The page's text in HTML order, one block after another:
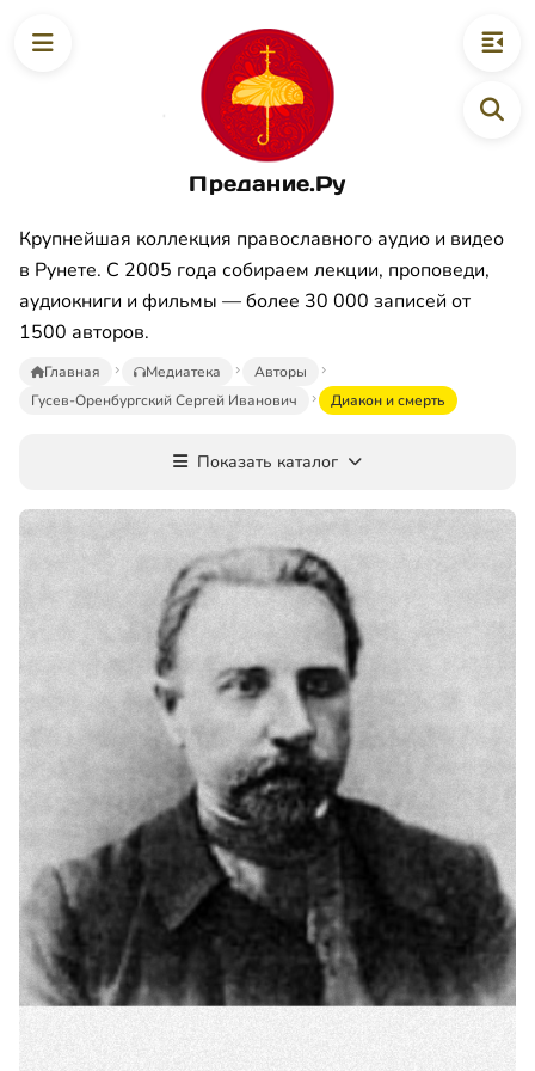
Предание.Ру
Крупнейшая коллекция православного аудио и видео
в Рунете. С 2005 года собираем лекции, проповеди,
аудиокниги и фильмы — более 30 000 записей от
1500 авторов.
Главная Медиатека
Авторы
Гусев-Оренбургский Сергей Иванович
Диакон и смерть
Показать каталог